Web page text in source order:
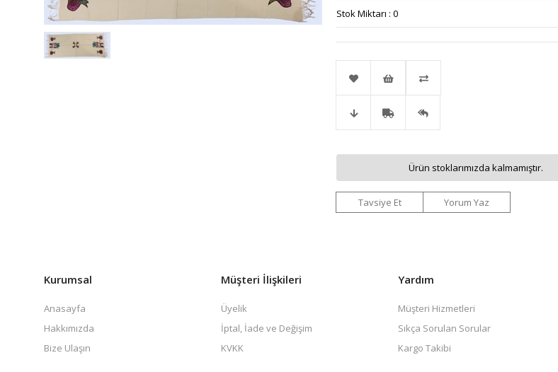
Stok Miktarı : 0
Favorilere İstek
Ekle
Karşılaştır
DüşünceBedava Haber
Ürün stoklarımızda kalmamıştır.
Tavsiye Et Yorum Yaz
Kurumsal
Anasayfa
Hakkımızda
Bize Ulaşın
Müşteri İlişkileri
Üyelik
İptal, İade ve Değişim
KVKK
Yardım
Müşteri Hizmetleri
Sıkça Sorulan Sorular
Kargo Takibi